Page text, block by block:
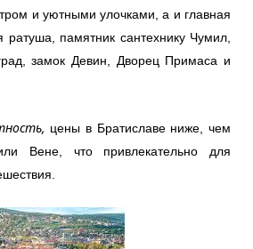
и уютными улочками, а и главная
ратуша, памятник сантехнику Чумил,
замок Девин, Дворец Примаса и
цены в Братиславе ниже, чем
Вене, что привлекательно для